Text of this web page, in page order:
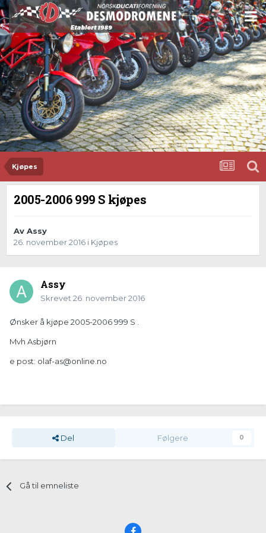
Kjøpes
2005-2006 999 S kjøpes
Av Assy
26. november 2016 i Kjøpes
Assy
Skrevet26. november 2016
Ønsker å kjøpe 2005-2006 999 S .
Mvh Asbjørn
e post: olaf-as@online.no
Del Følgere 0
Gå til emneliste